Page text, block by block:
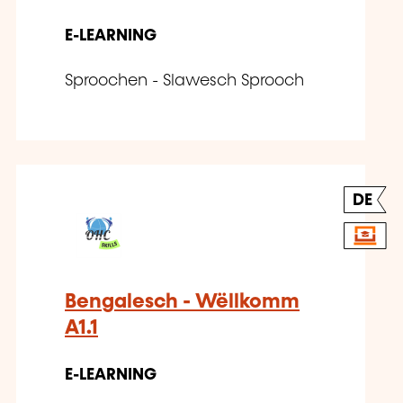
E-LEARNING
Sproochen - Slawesch Sprooch
DE
Bengalesch - Wëllkomm
A1.1
E-LEARNING